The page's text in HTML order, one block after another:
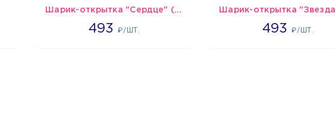
Шарик-открытка "Сердце" (45 см) - 2
493₽/ШТ.
493
493₽/ШТ.
493